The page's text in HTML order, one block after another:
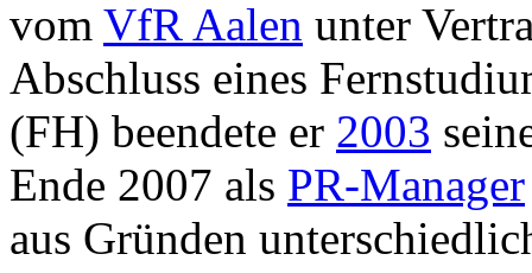
vom VfR Aalen unter
Abschluss eines
(FH) beendete er 2003
Ende 2007 als PR-Manager
aus Gründen